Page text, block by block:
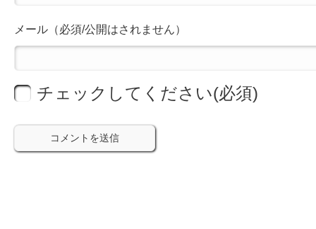
メール（必須/公開はされません）
チェックしてください(必須)